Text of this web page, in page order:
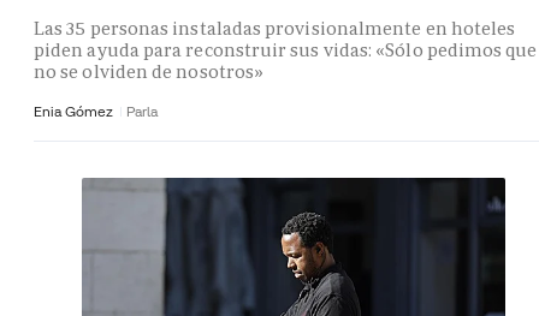
Las 35 personas instaladas provisionalmente en hoteles
piden ayuda para reconstruir sus vidas: «Sólo pedimos que
no se olviden de nosotros»
Enia Gómez Parla